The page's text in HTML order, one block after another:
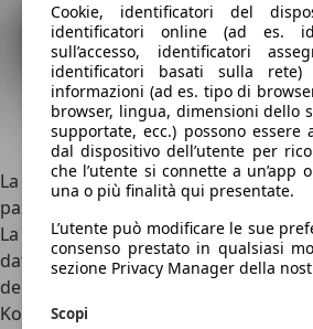
Cookie, identificatori del
identificatori online (ad es.
sull’accesso, identificatori
identificatori basati sulla
informazioni (ad es. tipo di
browser, lingua, dimensioni dello
supportate, ecc.) possono
dal dispositivo dell’utente per
che l’utente si connette a un’app
una o più finalità qui presentate.
L’utente può modificare le sue
consenso prestato in qualsiasi
sezione Privacy Manager della
Scopi
La secondaKoenigseggdi questa
pazze vetture della Casa svedese, la
La RS è arrivata nel 2015, a 5 anni
datato 2010. Quest’ultima è l’erede
del brand scandinavo che fece
Koenigsegg in tutto il mondo per le